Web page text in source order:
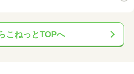
こねっとTOPへ